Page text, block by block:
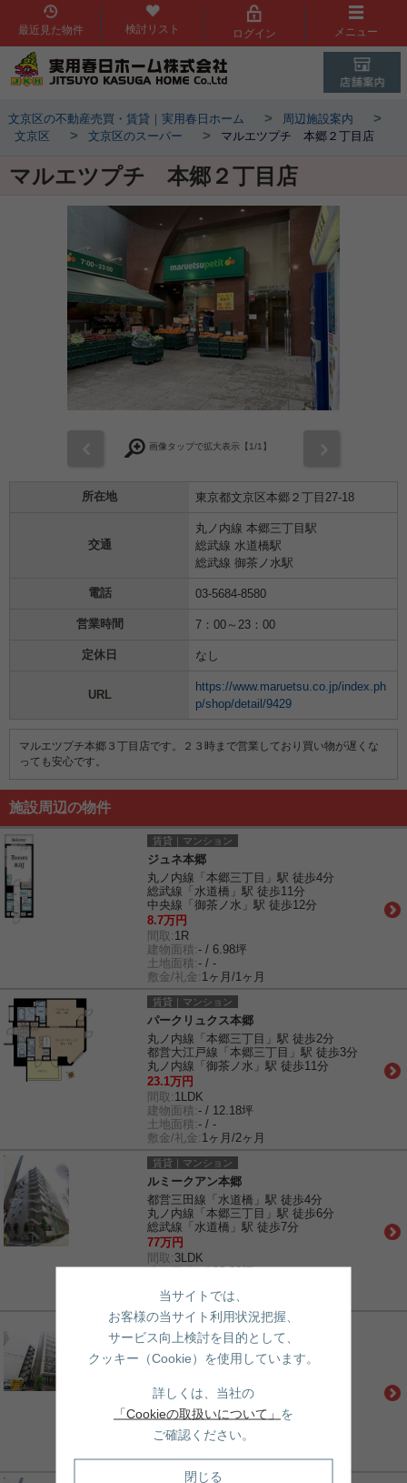
最近見た物件 検討リスト ログイン メニュー
文京区の不動産売買・賃貸｜実用春日ホーム > 周辺施設案内 >
文京区 > 文京区のスーパー > マルエツプチ 本郷２丁目店
マルエツプチ 本郷２丁目店
画像タップで拡大表示【 1/1】
所在地 東京都文京区本郷２丁目27-18
交通
丸ノ内線 本郷三丁目駅
総武線 水道橋駅
総武線 御茶ノ水駅
電話 03-5684-8580
営業時間 7：00～23：00
定休日 なし
URL
https://www.maruetsu.co.jp/index.ph
p/shop/detail/9429
マルエツプチ本郷３丁目店です。２３時まで営業しており買い物が遅くな
っても安心です。
施設周辺の物件
賃貸｜マンション
ジュネ本郷
丸ノ内線「本郷三丁目」駅 徒歩4分
総武線「水道橋」駅 徒歩11分
中央線「御茶ノ水」駅 徒歩12分
8.7万円
間取: 1R
建物面積:- / 6.98坪
土地面積:- / -
敷金/礼金: 1ヶ月/1ヶ月
賃貸｜マンション
パークリュクス本郷
丸ノ内線「本郷三丁目」駅 徒歩2分
都営大江戸線「本郷三丁目」駅 徒歩3分
丸ノ内線「御茶ノ水」駅 徒歩11分
23.1万円
間取: 1LDK
建物面積:- / 12.18坪
土地面積:- / -
敷金/礼金: 1ヶ月/2ヶ月
賃貸｜マンション
ルミークアン本郷
都営三田線「水道橋」駅 徒歩4分
丸ノ内線「本郷三丁目」駅 徒歩6分
総武線「水道橋」駅 徒歩7分
77万円
間取: 3LDK
建物面積:- / 33.62坪
敷金/礼金: 1ヶ月/0ヶ月
賃貸｜マンション
CAVE YUSHIMA（ケイブユシマ）
千代田線「湯島」駅 徒歩1分
山手線「御徒町」駅 徒歩9分
17.8万円
間取:1DK
建物面積:- / 12.31坪
敷金/礼金:1ヶ月/1ヶ月
当サイトでは、
お客様の当サイト利用状況把握、
サービス向上検討を目的として、
クッキー（Cookie）を使用しています。
詳しくは、当社の
「Cookieの取扱いについて」 を
ご確認ください。
閉じる